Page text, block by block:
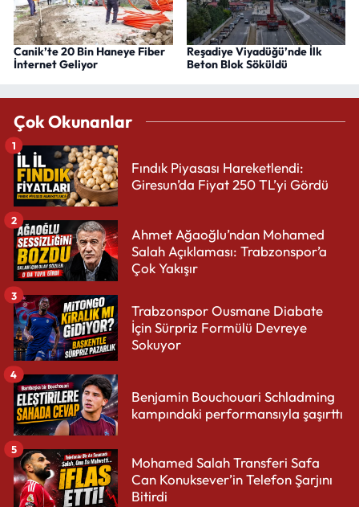
Canik’te 20 Bin Haneye Fiber
İnternet Geliyor
Reşadiye Viyadüğü’nde İlk
Beton Blok Söküldü
Çok Okunanlar
Fındık Piyasası Hareketlendi:
Giresun’da Fiyat 250 TL’yi Gördü
1
Ahmet Ağaoğlu’ndan Mohamed
Salah Açıklaması: Trabzonspor’a
Çok Yakışır
2
Trabzonspor Ousmane Diabate
İçin Sürpriz Formülü Devreye
Sokuyor
3
Benjamin Bouchouari Schladming
kampındaki performansıyla şaşırttı
4
Mohamed Salah Transferi Safa
Can Konuksever’in Telefon Şarjını
Bitirdi
5